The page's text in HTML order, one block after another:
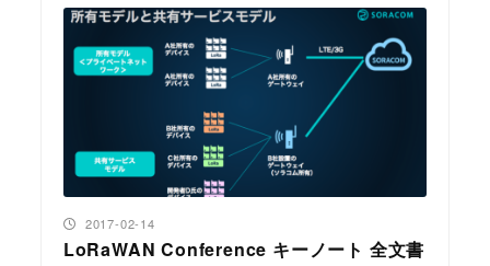
LoRaWAN Conference キーノート 全文書
投稿日
2017-02-14